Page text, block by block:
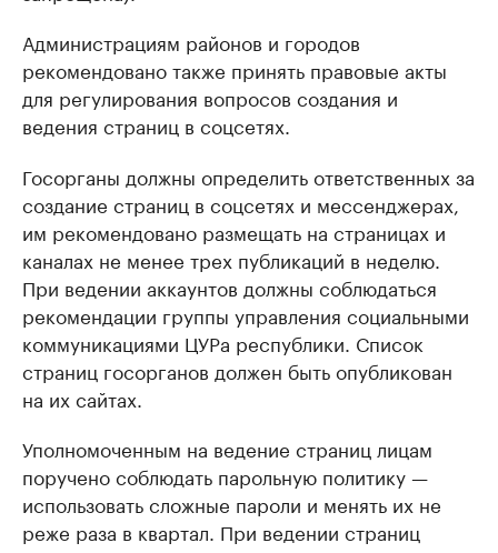
Администрациям районов и городов
рекомендовано также принять правовые акты
для регулирования вопросов создания и
ведения страниц в соцсетях.
Госорганы должны определить ответственных за
создание страниц в соцсетях и мессенджерах,
им рекомендовано размещать на страницах и
каналах не менее трех публикаций в неделю.
При ведении аккаунтов должны соблюдаться
рекомендации группы управления социальными
коммуникациями ЦУРа республики. Список
страниц госорганов должен быть опубликован
на их сайтах.
Уполномоченным на ведение страниц лицам
поручено соблюдать парольную политику —
использовать сложные пароли и менять их не
реже раза в квартал. При ведении страниц